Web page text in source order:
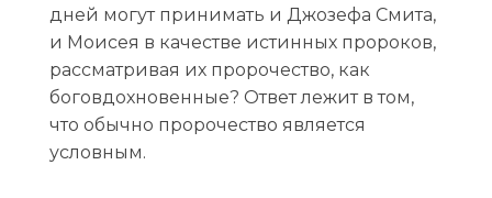
дней могут принимать и Джозефа Смита,
и Моисея в качестве истинных пророков,
рассматривая их пророчество, как
боговдохновенные? Ответ лежит в том,
что обычно пророчество является
условным.